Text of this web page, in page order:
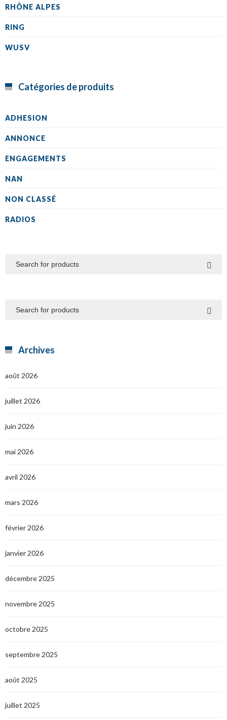
RHÔNE ALPES
RING
WUSV
Catégories de produits
ADHESION
ANNONCE
ENGAGEMENTS
NAN
NON CLASSÉ
RADIOS
Archives
août 2026
juillet 2026
juin 2026
mai 2026
avril 2026
mars 2026
février 2026
janvier 2026
décembre 2025
novembre 2025
octobre 2025
septembre 2025
août 2025
juillet 2025